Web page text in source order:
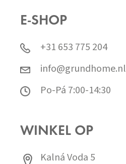
E-SHOP
+31 653 775 204
info@grundhome.nl
Po-Pá 7:00-14:30
WINKEL OP
Kalná Voda 5